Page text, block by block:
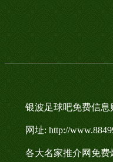
银波足球吧免费信息
网址: http://
各大名家推介网免费